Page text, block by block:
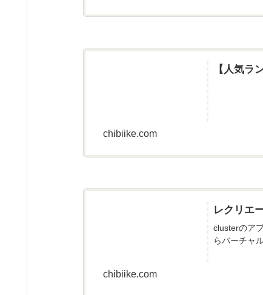
【人気ラ
chibiike.com
レクリエ
clusterのア
らバーチャ
chibiike.com